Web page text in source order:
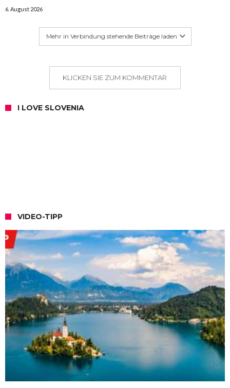
6. August 2026
Mehr in Verbindung stehende Beiträge laden
KLICKEN SIE ZUM KOMMENTAR
I LOVE SLOVENIA
VIDEO-TIPP